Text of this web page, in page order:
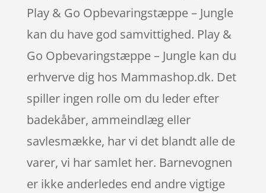
Play & Go Opbevaringstæppe – Jungle
kan du have god samvittighed. Play &
Go Opbevaringstæppe – Jungle kan du
erhverve dig hos Mammashop.dk. Det
spiller ingen rolle om du leder efter
badekåber, ammeindlæg eller
savlesmække, har vi det blandt alle de
varer, vi har samlet her. Barnevognen
er ikke anderledes end andre vigtige